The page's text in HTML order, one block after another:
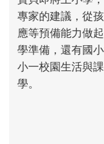
沒有人天生就
次「前所未有
大。從給予安
主、角色認同
正嘗試用不同